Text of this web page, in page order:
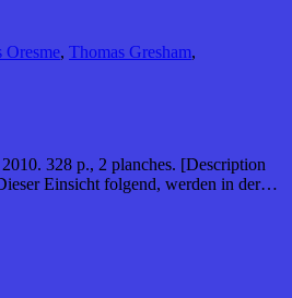
Oresme, Thomas Gresham,
328 p., 2 planches. [Description
Einsicht folgend, werden in der…